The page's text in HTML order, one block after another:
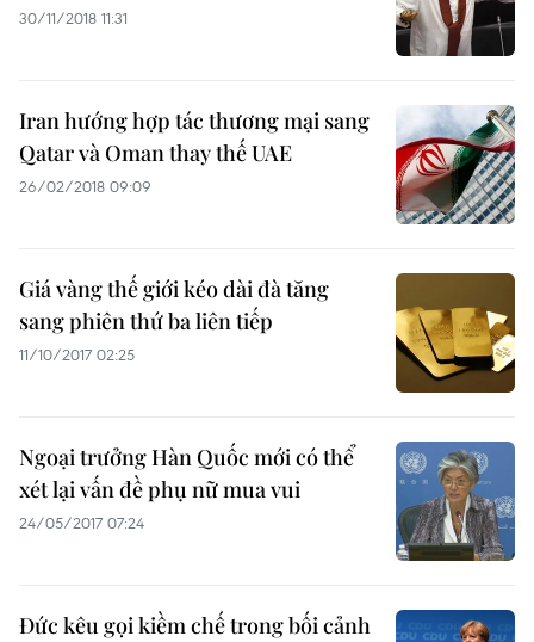
30/11/2018 11:31
Iran hướng hợp tác thương mại sang
Qatar và Oman thay thế UAE
26/02/2018 09:09
Giá vàng thế giới kéo dài đà tăng
sang phiên thứ ba liên tiếp
11/10/2017 02:25
Ngoại trưởng Hàn Quốc mới có thể
xét lại vấn đề phụ nữ mua vui
24/05/2017 07:24
Đức kêu gọi kiềm chế trong bối cảnh